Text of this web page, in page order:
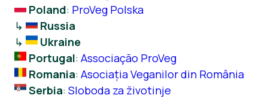
Poland: ProVeg Polska
↳
Russia
↳
Ukraine
Portugal: Associação ProVeg
Romania: Asociația Veganilor din România
Serbia: Sloboda za životinje